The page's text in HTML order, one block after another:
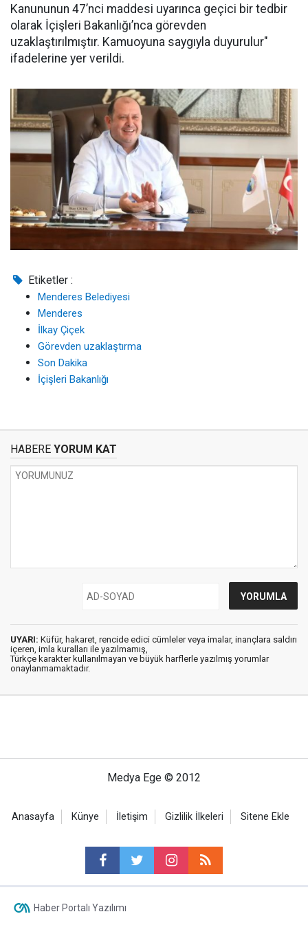
Kanununun 47’nci maddesi uyarınca geçici bir tedbir
olarak İçişleri Bakanlığı’nca görevden
uzaklaştırılmıştır. Kamuoyuna saygıyla duyurulur"
ifadelerine yer verildi.
Etiketler :
Menderes Belediyesi
Menderes
İlkay Çiçek
Görevden uzaklaştırma
Son Dakika
İçişleri Bakanlığı
HABERE YORUM KAT
UYARI: Küfür, hakaret, rencide edici cümleler veya imalar, inançlara saldırı
içeren, imla kuralları ile yazılmamış,
Türkçe karakter kullanılmayan ve büyük harflerle yazılmış yorumlar
onaylanmamaktadır.
Medya Ege © 2012
Anasayfa Künye İletişim Gizlilik İlkeleri Sitene Ekle
Haber Portalı Yazılımı